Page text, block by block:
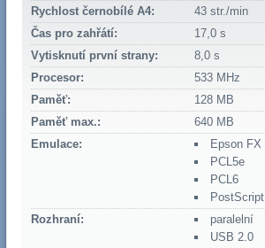
Rychlost černobílé A4:
43 str./min
Čas pro zahřátí:
17,0 s
Vytisknutí první strany:
8,0 s
Procesor:
533 MHz
Paměť:
128 MB
Paměť max.:
640 MB
Emulace:
Epson FX
PCL5e
PCL6
PostScript
Rozhraní:
paralelní
USB 2.0